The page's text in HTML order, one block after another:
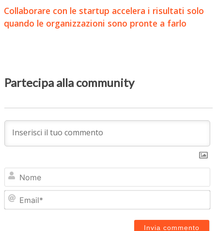
Collaborare con le startup accelera i risultati solo
quando le organizzazioni sono pronte a farlo
Partecipa alla community